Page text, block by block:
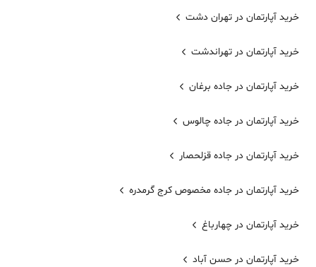
خرید آپارتمان در تهران دشت
خرید آپارتمان در تهراندشت
خرید آپارتمان در جاده برغان
خرید آپارتمان در جاده چالوس
خرید آپارتمان در جاده قزلحصار
خرید آپارتمان در جاده مخصوص کرج گرمدره
خرید آپارتمان در چهارباغ
خرید آپارتمان در حسن آباد